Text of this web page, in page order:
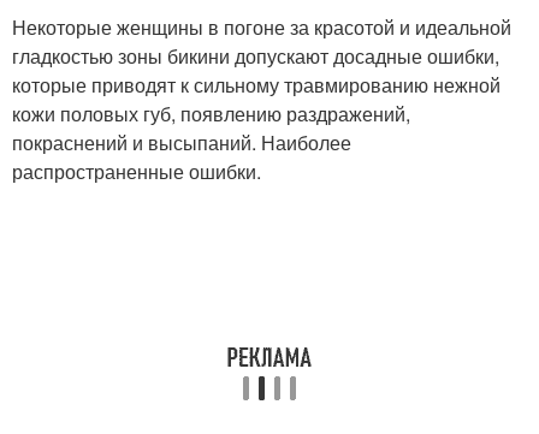
Некоторые женщины в погоне за красотой и идеальной
гладкостью зоны бикини допускают досадные ошибки,
которые приводят к сильному травмированию нежной
кожи половых губ, появлению раздражений,
покраснений и высыпаний. Наиболее
распространенные ошибки.